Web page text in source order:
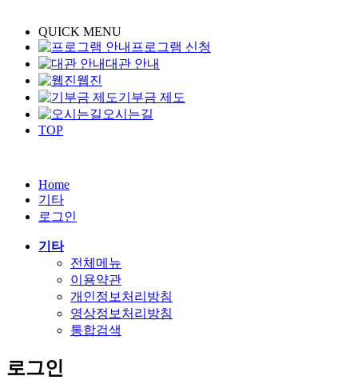
QUICK MENU
프로그램 신청
대관 안내
웹진
기부금 제도
오시는길
TOP
Home
기타
로그인
기타
전체메뉴
이용약관
개인정보처리방침
영상정보처리방침
통합검색
로그인